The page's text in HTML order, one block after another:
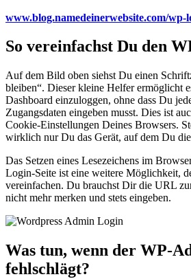
www.blog.namedeinerwebsite.com/wp-
So vereinfachst Du den
Auf dem Bild oben siehst Du einen
bleiben“. Dieser kleine Helfer ermöglicht
Dashboard einzuloggen, ohne dass Du
Zugangsdaten eingeben musst. Dies ist
Cookie-Einstellungen Deines Browsers.
wirklich nur Du das Gerät, auf dem Du
Das Setzen eines Lesezeichens im
Login-Seite ist eine weitere Möglichkeit,
vereinfachen. Du brauchst Dir die URL
nicht mehr merken und stets eingeben.
Was tun, wenn der WP-
fehlschlägt?